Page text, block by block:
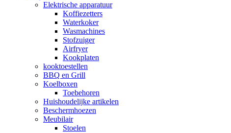
Elektrische apparatuur
Koffiezetters
Waterkoker
Wasmachines
Stofzuiger
Airfryer
Kookplaten
kooktoestellen
BBQ en Grill
Koelboxen
Toebehoren
Huishoudelijke artikelen
Beschermhoezen
Meubilair
Stoelen